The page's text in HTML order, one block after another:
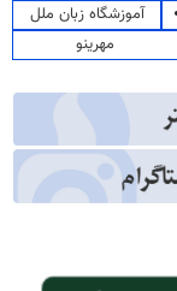
آموزشگاه زبان ملل
مهرینو